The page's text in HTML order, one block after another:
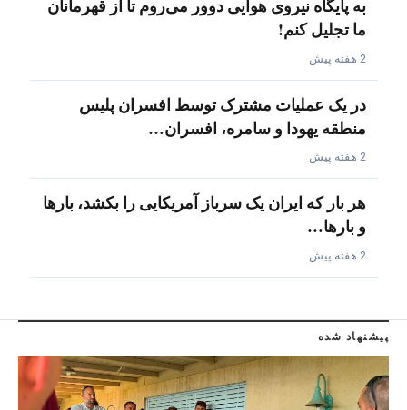
به پایگاه نیروی هوایی دوور می‌روم تا از قهرمانان
ما تجلیل کنم!
2 هفته پیش
در یک عملیات مشترک توسط افسران پلیس
منطقه یهودا و سامره، افسران…
2 هفته پیش
هر بار که ایران یک سرباز آمریکایی را بکشد، بارها
و بارها…
2 هفته پیش
پیشنهاد شده